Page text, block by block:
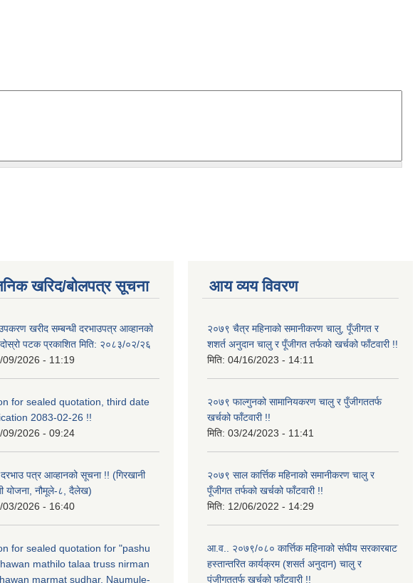
खरिद/बोलपत्र सूचना
खरीद सम्बन्धी दरभाउपत्र आव्हानको
पटक प्रकाशित मिति: २०८३/०२/२६
09/2026 - 11:19
for sealed quotation, third date
2083-02-26 !!
09/2026 - 09:24
दरभाउ पत्र आव्हानको सूचना !! (गिरखानी
योजना, नौमूले-८, दैलेख)
03/2026 - 16:40
for sealed quotation for "pashu
mathilo talaa truss nirman
marmat sudhar, Naumule-
आय व्यय विवरण
२०७९ चैत्र महिनाको समानीकरण चालु, पूँजीगत र
शशर्त अनुदान चालु र पूँजीगत तर्फको खर्चको फाँटवारी !!
मिति: 04/16/2023 - 14:11
२०७९ फाल्गुनको सामानियकरण चालु र पुँजीगततर्फ
खर्चको फाँटवारी !!
मिति: 03/24/2023 - 11:41
२०७९ साल कार्त्तिक महिनाको समानीकरण चालु र
पूँजीगत तर्फको खर्चको फाँटवारी !!
मिति: 12/06/2022 - 14:29
आ.व.. २०७९/०८० कार्त्तिक महिनाको संघीय सरकारबाट
हस्तान्तरित कार्यक्रम (शसर्त अनुदान) चालु र
पूंजीगततर्फ खर्चको फाँटवारी !!